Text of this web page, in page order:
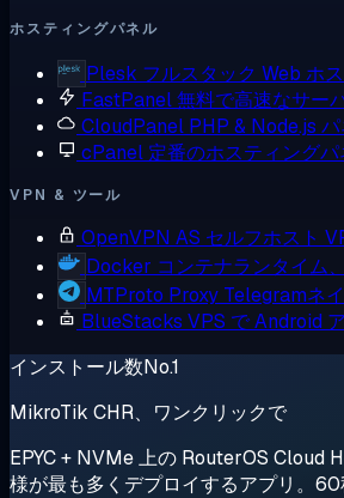
ホスティングパネル
Plesk フルスタック Web ホ
FastPanel無料で高速なサー
CloudPanel PHP & Node.js
cPanel 定番のホスティング
VPN & ツール
OpenVPN AS セルフホスト
Docker コンテナランタイム
MTProto Proxy Telegramネ
BlueStacks VPS で Android
インストール数No.1
MikroTik CHR、ワンクリックで
EPYC + NVMe 上の RouterOS Cloud
様が最も多くデプロイするアプリ。60